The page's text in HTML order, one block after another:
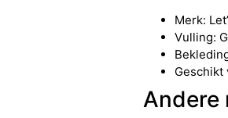
Merk:
Vulling:
Geschikt
Andere